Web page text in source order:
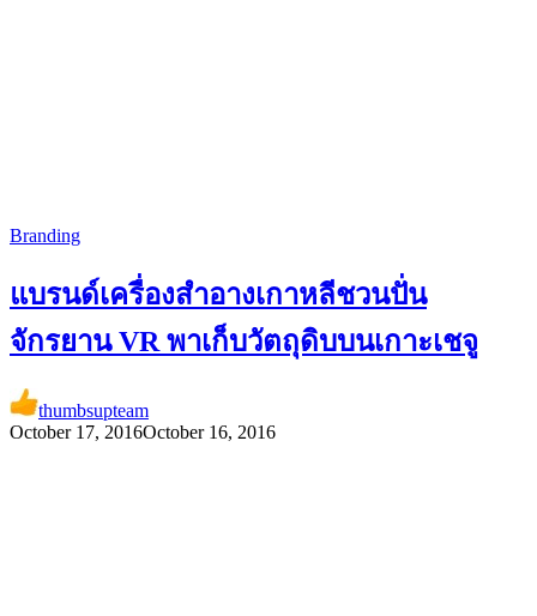
Branding
แบรนด์เครื่องสำอางเกาหลีชวนปั่น
จักรยาน VR พาเก็บวัตถุดิบบนเกาะเชจู
thumbsupteam
October 17, 2016October 16, 2016